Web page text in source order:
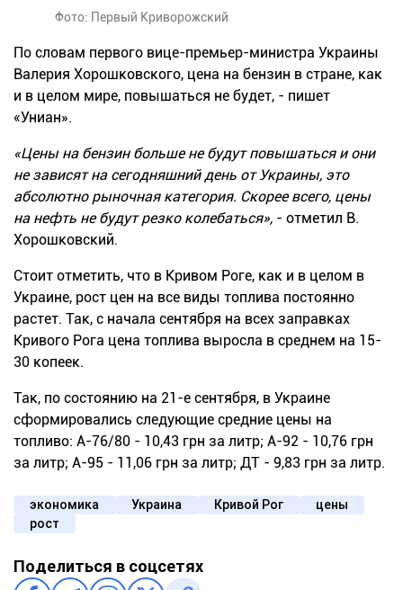
Фото: Первый Криворожский
По словам первого вице-премьер-министра Украины
Валерия Хорошковского, цена на бензин в стране, как
и в целом мире, повышаться не будет, - пишет
«Униан».
«Цены на бензин больше не будут повышаться и они
не зависят на сегодняшний день от Украины, это
абсолютно рыночная категория. Скорее всего, цены
на нефть не будут резко колебаться», - отметил В.
Хорошковский.
Стоит отметить, что в Кривом Роге, как и в целом в
Украине, рост цен на все виды топлива постоянно
растет. Так, с начала сентября на всех заправках
Кривого Рога цена топлива выросла в среднем на 15-
30 копеек.
Так, по состоянию на 21-е сентября, в Украине
сформировались следующие средние цены на
топливо: А-76/80 - 10,43 грн за литр; А-92 - 10,76 грн
за литр; А-95 - 11,06 грн за литр; ДТ - 9,83 грн за литр.
экономика Украина Кривой Рог
цены
рост
Поделиться в соцсетях